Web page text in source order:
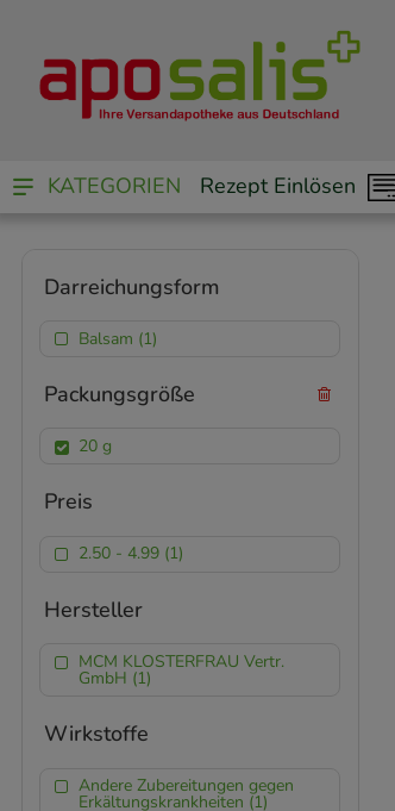
KATEGORIEN Rezept Einlösen
Darreichungsform
Balsam (1)
Packungsgröße
20 g
Preis
2.50 - 4.99 (1)
Hersteller
MCM KLOSTERFRAU Vertr.
GmbH (1)
Wirkstoffe
Andere Zubereitungen gegen
Erkältungskrankheiten (1)